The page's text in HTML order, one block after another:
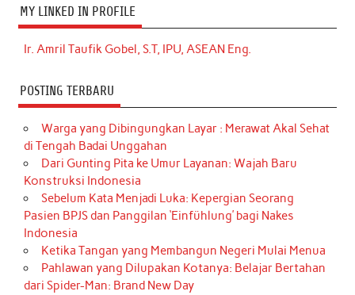
MY LINKED IN PROFILE
Ir. Amril Taufik Gobel, S.T, IPU, ASEAN Eng.
POSTING TERBARU
Warga yang Dibingungkan Layar : Merawat Akal Sehat
di Tengah Badai Unggahan
Dari Gunting Pita ke Umur Layanan: Wajah Baru
Konstruksi Indonesia
Sebelum Kata Menjadi Luka: Kepergian Seorang
Pasien BPJS dan Panggilan ‘Einfühlung’ bagi Nakes
Indonesia
Ketika Tangan yang Membangun Negeri Mulai Menua
Pahlawan yang Dilupakan Kotanya: Belajar Bertahan
dari Spider-Man: Brand New Day